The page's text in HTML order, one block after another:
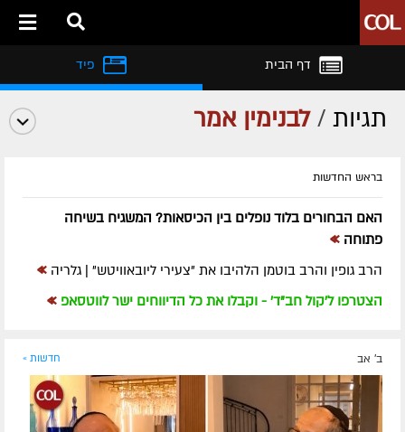
דף הבית
תגיות /לבנימין אמר
בראש החדשות
האם הבחורים בלוד נופלים בין הכיסאות? המשגיח בשיחה
פתוחה »
הרב גופין והרב בוטמן הלהיבו את "צעירי ליובאוויטש" | גלריה »
הצטרפו ל'קול חב"ד' - וקבלו את כל הדיווחים ישר לווטסאפ »
ב' אב חדשות »